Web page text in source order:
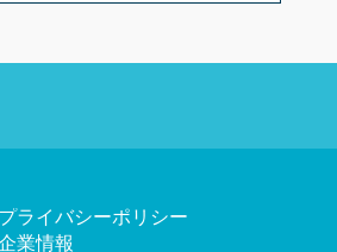
プライバシーポリシー
業情報